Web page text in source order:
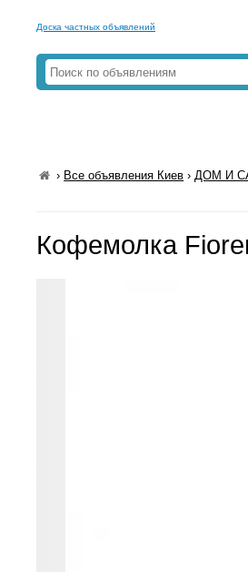
Доска частных объявлений
› Все объявления Киев ›ДОМ И
Кофемолка